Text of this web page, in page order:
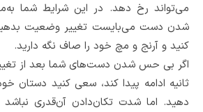
می‌تواند رخ دهد. در این شرایط شما
شدن دست می‌بایست تغییر وضعیت
کنید و آرنج و مچ خود را صاف نگه دارید.
ثانیه ادامه پیدا کند، سعی کنید دستان
دهید. اما شدت تکان‌دادن آن‌قدری